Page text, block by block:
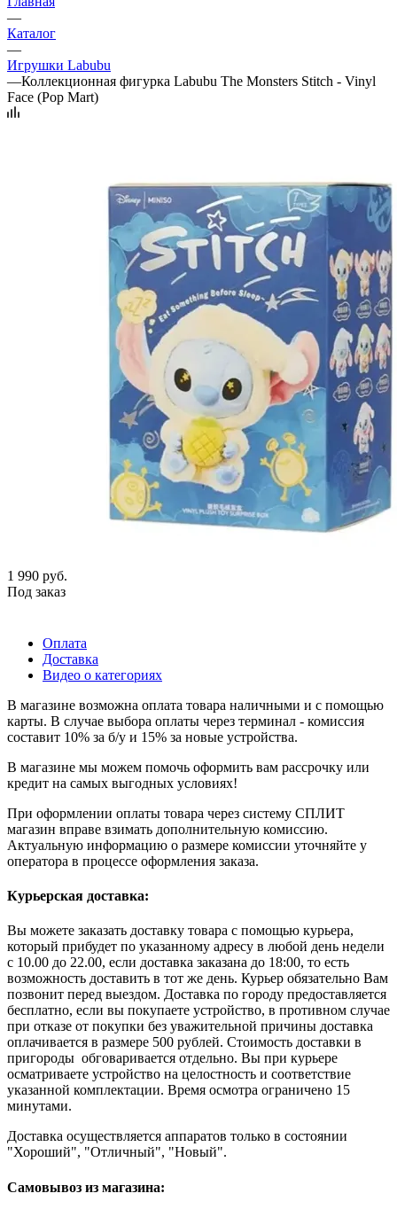
—
Каталог
—
Игрушки Labubu
—Коллекционная фигурка Labubu The Monsters Stitch - Vinyl
Face (Pop Mart)
1 990 руб.
Под заказ
Оплата
Доставка
Видео о категориях
В магазине возможна оплата товара наличными и с помощью
карты. В случае выбора оплаты через терминал - комиссия
составит 10% за б/у и 15% за новые устройства.
В магазине мы можем помочь оформить вам рассрочку или
кредит на самых выгодных условиях!
При оформлении оплаты товара через систему СПЛИТ
магазин вправе взимать дополнительную комиссию.
Актуальную информацию о размере комиссии уточняйте у
оператора в процессе оформления заказа.
Курьерская доставка:
Вы можете заказать доставку товара с помощью курьера,
который прибудет по указанному адресу в любой день недели
с 10.00 до 22.00, если доставка заказана до 18:00, то есть
возможность доставить в тот же день. Курьер обязательно Вам
позвонит перед выездом. Доставка по городу предоставляется
бесплатно, если вы покупаете устройство, в противном случае
при отказе от покупки без уважительной причины доставка
оплачивается в размере 500 рублей. Стоимость доставки в
пригороды обговаривается отдельно. Вы при курьере
осматриваете устройство на целостность и соответствие
указанной комплектации. Время осмотра ограничено 15
минутами.
Доставка осуществляется аппаратов только в состоянии
"Хороший", "Отличный", "Новый".
Самовывоз из магазина: